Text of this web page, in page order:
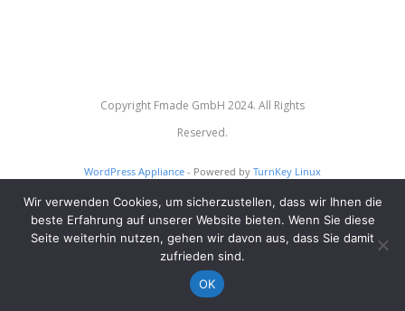
Copyright Fmade GmbH 2024. All Rights
Reserved.
Wir verwenden Cookies, um sicherzustellen, dass wir Ihnen die
beste Erfahrung auf unserer Website bieten. Wenn Sie diese
Seite weiterhin nutzen, gehen wir davon aus, dass Sie damit
zufrieden sind.
OK
WordPress Appliance - Powered by TurnKey Linux